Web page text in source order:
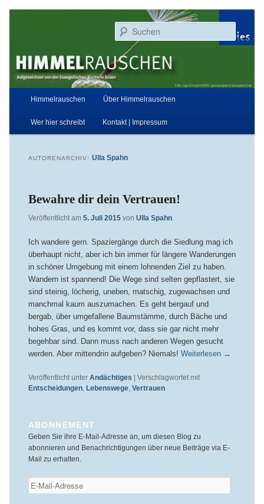
Himmelrauschen
Aufgezeichnet von der Evangelischen Kirche in Essen
Hauptmenü
Himmelrauschen Über Himmelrauschen
Wer hier schreibt Kontakt | Impressum
AUTORENARCHIV: Ulla Spahn
Bewahre dir dein Vertrauen!
Veröffentlicht am 5. Juli 2015 von Ulla Spahn
Ich wandere gern. Spaziergänge durch die Siedlung mag ich
überhaupt nicht, aber ich bin immer für längere Wanderungen
in schöner Umgebung mit einem lohnenden Ziel zu haben.
Wandern ist spannend! Die Wege sind selten gepflastert, sie
sind steinig, löcherig, uneben, matschig, zugewachsen und
manchmal kaum auszumachen. Es geht bergauf und
bergab, über umgefallene Baumstämme, durch Bäche und
hohes Gras, und es kommt vor, dass sie gar nicht mehr
begehbar sind. Dann muss nach anderen Wegen gesucht
werden. Aber mittendrin aufgeben? Niemals! Weiterlesen →
Veröffentlicht unter Andächtiges | Verschlagwortet mit
Entscheidungen, Lebenswege, Vertrauen
ABONNEMENT
Geben Sie ihre E-Mail-Adresse an, um diesen Blog zu
abonnieren und Benachrichtigungen über neue Beiträge via E-
Mail zu erhalten.
E-
Mail-